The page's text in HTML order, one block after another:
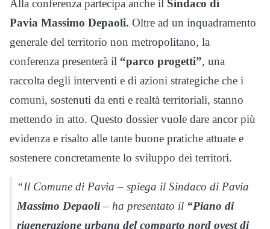
Alla conferenza partecipa anche il Sindaco di
Pavia Massimo Depaoli. Oltre ad un inquadramento
generale del territorio non metropolitano, la
conferenza presenterà il “parco progetti”, una
raccolta degli interventi e di azioni strategiche che i
comuni, sostenuti da enti e realtà territoriali, stanno
mettendo in atto. Questo dossier vuole dare ancor più
evidenza e risalto alle tante buone pratiche attuate e
sostenere concretamente lo sviluppo dei territori.
“Il Comune di Pavia – spiega il Sindaco di Pavia
Massimo Depaoli– ha presentato il “Piano di
rigenerazione urbana del comparto nord ovest di